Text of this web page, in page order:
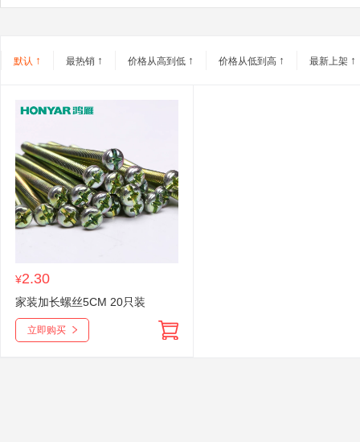
默认 ↑ 最热销 ↑ 价格从高到低 ↑ 价格从低到高 ↑ 最新上架 ↑
¥2.30
家装加长螺丝5CM 20只装
立即购买